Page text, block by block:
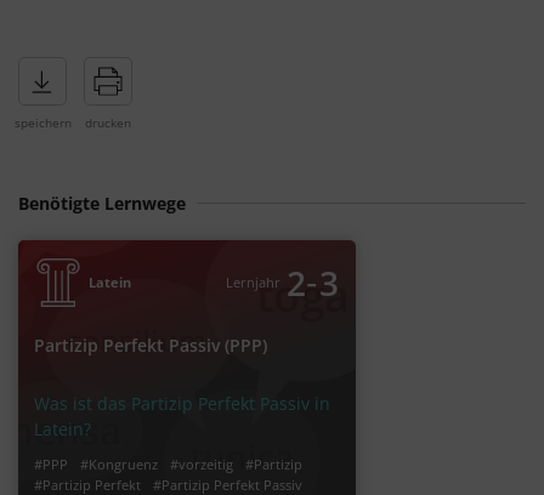
Benötigte Lernwege
Latein Lernjahr 2‐3
Partizip Perfekt Passiv (PPP)
Was ist das Partizip Perfekt Passiv in
Latein?
#PPP #Kongruenz #vorzeitig
#Partizip
#Partizip Perfekt
#Partizip Perfekt Passiv